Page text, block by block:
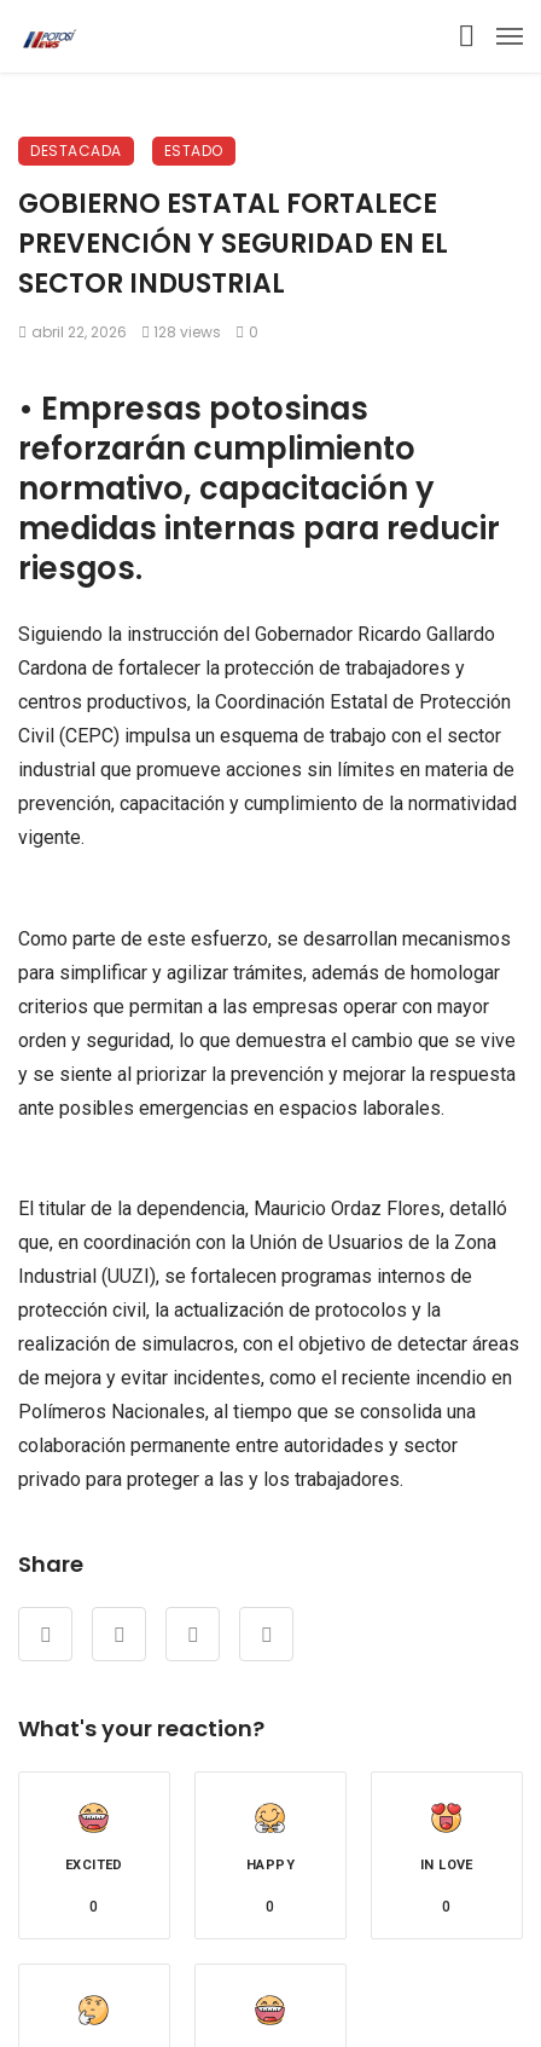
DESTACADA ESTADO
GOBIERNO ESTATAL FORTALECE
PREVENCIÓN Y SEGURIDAD EN EL
SECTOR INDUSTRIAL
abril 22, 2026 128 views 0
• Empresas potosinas
reforzarán cumplimiento
normativo, capacitación y
medidas internas para reducir
riesgos.
Siguiendo la instrucción del Gobernador Ricardo Gallardo
Cardona de fortalecer la protección de trabajadores y
centros productivos, la Coordinación Estatal de Protección
Civil (CEPC) impulsa un esquema de trabajo con el sector
industrial que promueve acciones sin límites en materia de
prevención, capacitación y cumplimiento de la normatividad
vigente.
Como parte de este esfuerzo, se desarrollan mecanismos
para simplificar y agilizar trámites, además de homologar
criterios que permitan a las empresas operar con mayor
orden y seguridad, lo que demuestra el cambio que se vive
y se siente al priorizar la prevención y mejorar la respuesta
ante posibles emergencias en espacios laborales.
El titular de la dependencia, Mauricio Ordaz Flores, detalló
que, en coordinación con la Unión de Usuarios de la Zona
Industrial (UUZI), se fortalecen programas internos de
protección civil, la actualización de protocolos y la
realización de simulacros, con el objetivo de detectar áreas
de mejora y evitar incidentes, como el reciente incendio en
Polímeros Nacionales, al tiempo que se consolida una
colaboración permanente entre autoridades y sector
privado para proteger a las y los trabajadores.
Share
What's your reaction?
EXCITED
0
HAPPY
0
IN LOVE
0